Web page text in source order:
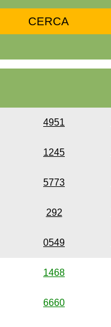
4951
1245
5773
292
0549
1468
6660